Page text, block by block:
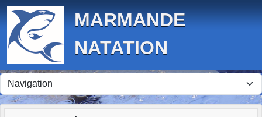
MARMANDE
NATATION
Panneau de gestion des cookies